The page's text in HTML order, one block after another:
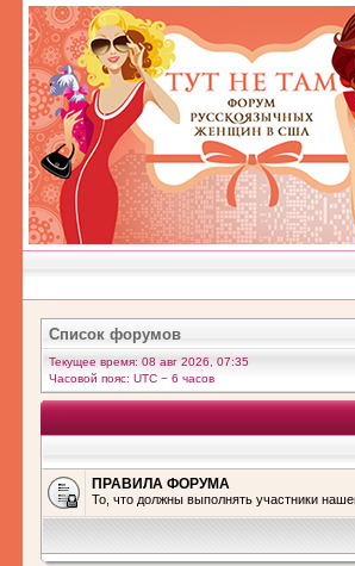
Список форумов
Текущее время: 08 авг 2026, 07:35
Часовой пояс: UTC − 6 часов
ПРАВИЛА ФОРУМА
То, что должны выполнять участники